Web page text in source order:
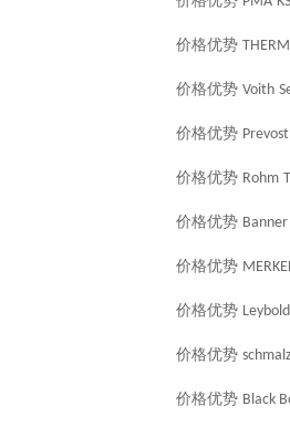
价格优势
价格优势 Voith
价格优势 Prevost
价格优势 Rohm
价格优势 Banner
价格优势
价格优势 Leybold
价格优势
价格优势 Black